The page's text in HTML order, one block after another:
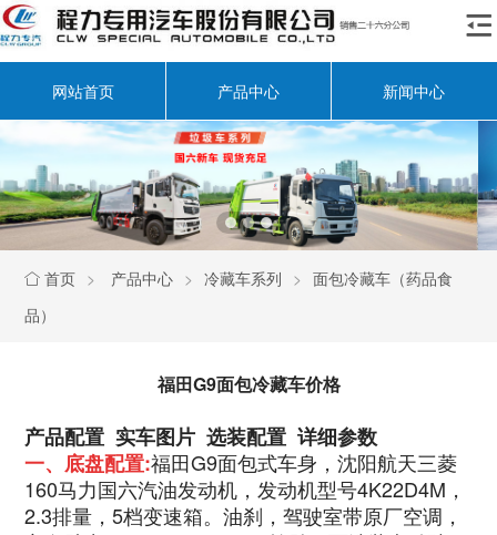

网站首页 产品中心 新闻中心
 首页 > 产品中心 > 冷藏车系列 >
面包冷藏车（药品食
品）
福田G9面包冷藏车价格
产品配置 实车图片 选装配置 详细参数
一、底盘配置:福田G9面包式车身，沈阳航天三菱
160马力国六汽油发动机，发动机型号4K22D4M，
2.3排量，5档变速箱。油刹，驾驶室带原厂空调，